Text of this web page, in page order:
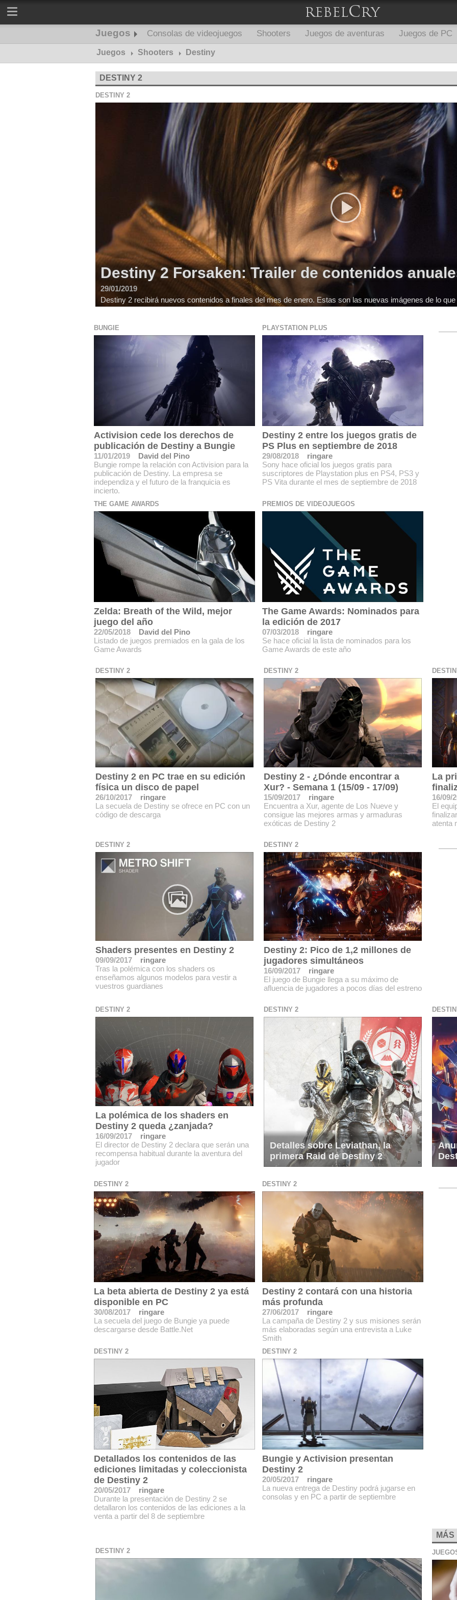
Juegos Consolas de videojuegos Shooters Juegos de aventuras Juegos de PC
Juegos Shooters Destiny
DESTINY 2
DESTINY 2
Destiny 2 Forsaken: Trailer de contenidos
29/01/2019
Destiny 2 recibirá nuevos contenidos a finales del mes de enero. Estas son las nuevas imágenes de lo
BUNGIE
Activision cede los derechos de
publicación de Destiny a Bungie
11/01/2019
David del Pino
Bungie rompe la relación con Activision para la
publicación de Destiny. La empresa se
independiza y el futuro de la franquicia es
incierto.
PLAYSTATION PLUS
Destiny 2 entre los juegos gratis de
PS Plus en septiembre de 2018
29/08/2018
ringare
Sony hace oficial los juegos gratis para
suscriptores de Playstation plus en PS4, PS3 y
PS Vita durante el mes de septiembre de 2018
THE GAME AWARDS
Zelda: Breath of the Wild, mejor
juego del año
22/05/2018
David del Pino
Listado de juegos premiados en la gala de los
Game Awards
PREMIOS DE VIDEOJUEGOS
The Game Awards: Nominados para
la edición de 2017
07/03/2018
ringare
Se hace oficial la lista de nominados para los
Game Awards de este año
DESTINY 2
Destiny 2 en PC trae en su edición
física un disco de papel
26/10/2017
ringare
La secuela de Destiny se ofrece en PC con un
código de descarga
DESTINY 2
Destiny 2 - ¿Dónde encontrar a
Xur? - Semana 1 (15/09 - 17/09)
15/09/2017
ringare
Encuentra a Xur, agente de Los Nueve y
consigue las mejores armas y armaduras
exóticas de Destiny 2
La
16/09/
El
atenta
DESTINY 2
Shaders presentes en Destiny 2
09/09/2017
ringare
Tras la polémica con los shaders os
enseñamos algunos modelos para vestir a
vuestros guardianes
DESTINY 2
Destiny 2: Pico de 1,2 millones de
jugadores simultáneos
16/09/2017
ringare
El juego de Bungie llega a su máximo de
afluencia de jugadores a pocos días del estreno
DESTINY 2
La polémica de los shaders en
Destiny 2 queda ¿zanjada?
16/09/2017
ringare
El director de Destiny 2 declara que serán una
recompensa habitual durante la aventura del
jugador
DESTINY 2
Detalles sobre Leviathan, la
primera Raid de Destiny 2
DESTINY 2
La beta abierta de Destiny 2 ya está
disponible en PC
30/08/2017
ringare
La secuela del juego de Bungie ya puede
descargarse desde Battle.Net
DESTINY 2
Destiny 2 contará con una historia
más profunda
27/06/2017
ringare
La campaña de Destiny 2 y sus misiones serán
más elaboradas según una entrevista a Luke
Smith
DESTINY 2
Detallados los contenidos de las
ediciones limitadas y coleccionista
de Destiny 2
20/05/2017
ringare
Durante la presentación de Destiny 2 se
detallaron los contenidos de las ediciones a la
venta a partir del 8 de septiembre
DESTINY 2
Bungie y Activision presentan
Destiny 2
20/05/2017
ringare
La nueva entrega de Destiny podrá jugarse en
consolas y en PC a partir de septiembre
DESTINY 2
MÁS